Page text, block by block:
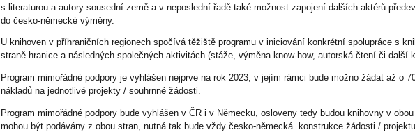
s literaturou a autory sousední země a v neposlední řadě také možnost zapojení dalších aktérů
do česko-německé výměny.
U knihoven v příhraničních regionech spočívá těžiště programu v iniciování konkrétní spolupráce s
straně hranice a následných společných aktivitách (stáže, výměna know-how, autorská čtení či další
Program mimořádné podpory je vyhlášen nejprve na rok 2023, v jejím rámci bude možno žádat až o
nákladů na jednotlivé projekty / souhrnné žádosti.
Program mimořádné podpory bude vyhlášen v ČR i v Německu, osloveny tedy budou knihovny v
mohou být podávány z obou stran, nutná tak bude vždy česko-německá konstrukce žádosti /